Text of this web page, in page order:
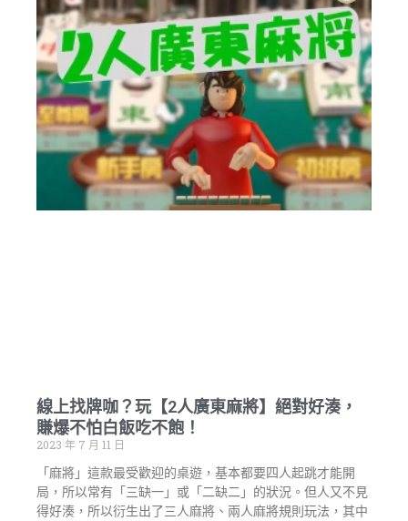
線上找牌咖？玩【2人廣東麻將】絕對好湊，
賺爆不怕白飯吃不飽！
2023 年 7 月 11 日
「麻將」這款最受歡迎的桌遊，基本都要四人起跳才能開
局，所以常有「三缺一」或「二缺二」的狀況。但人又不見
得好湊，所以衍生出了三人麻將、兩人麻將規則玩法，其中